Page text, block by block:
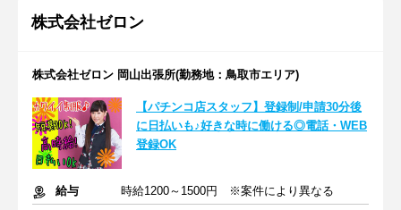
株式会社ゼロン
株式会社ゼロン 岡山出張所(勤務地：鳥取市エリア)
【パチンコ店スタッフ】登録制/申請30分後
に日払いも♪好きな時に働ける◎電話・WEB
登録OK
給与
時給1200～1500円 ※案件により異なる